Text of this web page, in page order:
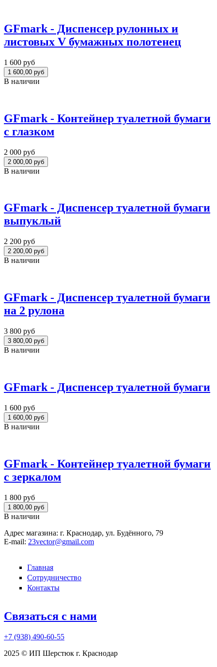
GFmark - Диспенсер рулонных и
листовых V бумажных полотенец
1 600 руб
В наличии
GFmark - Контейнер туалетной бумаги
с глазком
2 000 руб
В наличии
GFmark - Диспенсер туалетной бумаги
выпуклый
2 200 руб
В наличии
GFmark - Диспенсер туалетной бумаги
на 2 рулона
3 800 руб
В наличии
GFmark - Диспенсер туалетной бумаги
1 600 руб
В наличии
GFmark - Контейнер туалетной бумаги
с зеркалом
1 800 руб
В наличии
Адрес магазина: г. Краснодар, ул. Будённого, 79
E-mail: 23vector@gmail.com
Главная
Сотрудничество
Контакты
Связаться с нами
+7 (938) 490-60-55
2025 © ИП Шерстюк г. Краснодар